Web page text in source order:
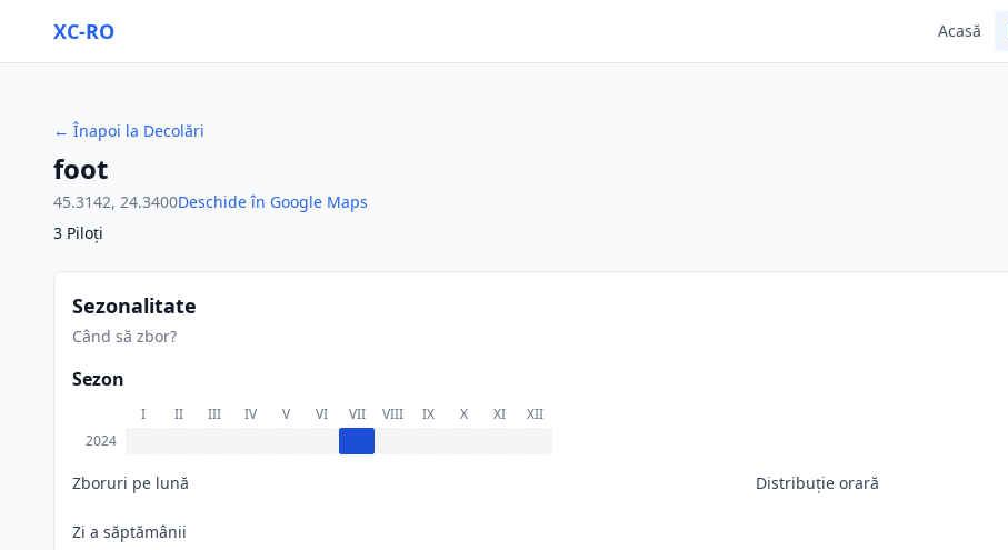
XC-RO Acasă
← Înapoi la Decolări
foot
45.3142, 24.3400Deschide în Google Maps
3 Piloți
Sezonalitate
Când să zbor?
Sezon
I
II III IV V VI VII VIII IX X XI
XII
2024
Zboruri pe lună Distribuție orară
Zi a săptămânii